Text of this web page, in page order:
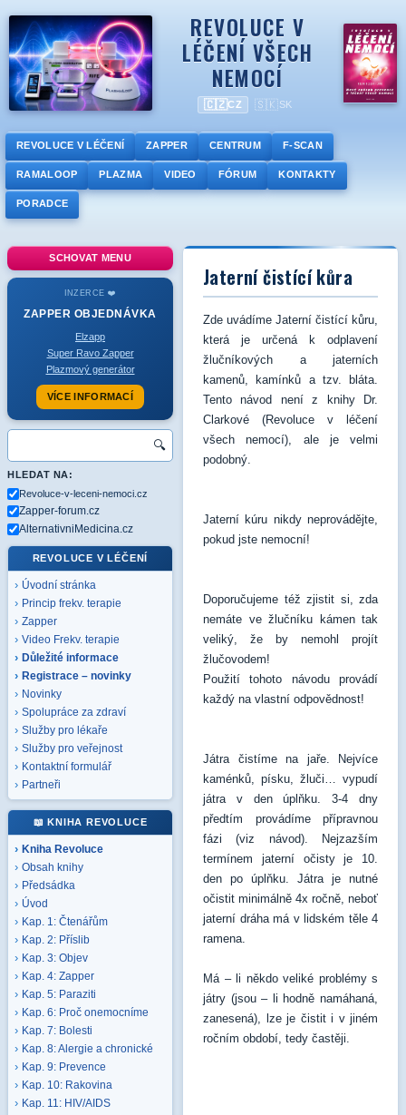
REVOLUCE V
LÉČENÍ VŠECH
NEMOCÍ
🇨🇿CZ 🇸🇰SK
REVOLUCE V LÉČENÍ ZAPPER CENTRUM F-SCAN
RAMALOOP PLAZMA VIDEO FÓRUM KONTAKTY
PORADCE
SCHOVAT MENU
INZERCE ❤️
ZAPPER OBJEDNÁVKA
Elzapp
Super Ravo Zapper
Plazmový generátor
VÍCE INFORMACÍ
🔍
HLEDAT NA:
Revoluce-v-leceni-nemoci.cz
Zapper-forum.cz
AlternativniMedicina.cz
REVOLUCE V LÉČENÍ
Úvodní stránka
Princip frekv. terapie
Zapper
Video Frekv. terapie
Důležité informace
Registrace – novinky
Novinky
Spolupráce za zdraví
Služby pro lékaře
Služby pro veřejnost
Kontaktní formulář
Partneři
📖 KNIHA REVOLUCE
Kniha Revoluce
Obsah knihy
Předsádka
Úvod
Kap. 1: Čtenářům
Kap. 2: Příslib
Kap. 3: Objev
Kap. 4: Zapper
Kap. 5: Paraziti
Kap. 6: Proč onemocníme
Kap. 7: Bolesti
Kap. 8: Alergie a chronické
Kap. 9: Prevence
Kap. 10: Rakovina
Kap. 11: HIV/AIDS
Jaterní čistící kůra
Zde uvádíme Jaterní čistící kůru,
která je určená k odplavení
žlučníkových a jaterních
kamenů, kamínků a tzv. bláta.
Tento návod není z knihy Dr.
Clarkové (Revoluce v léčení
všech nemocí), ale je velmi
podobný.
Jaterní kúru nikdy neprovádějte,
pokud jste nemocní!
Doporučujeme též zjistit si, zda
nemáte ve žlučníku kámen tak
veliký, že by nemohl projít
žlučovodem!
Použití tohoto návodu provádí
každý na vlastní odpovědnost!
Játra čistíme na jaře. Nejvíce
kaménků, písku, žluči… vypudí
játra v den úplňku. 3-4 dny
předtím provádíme přípravnou
fázi (viz návod). Nejzazším
termínem jaterní očisty je 10.
den po úplňku. Játra je nutné
očistit minimálně 4x ročně, neboť
jaterní dráha má v lidském těle 4
ramena.
Má – li někdo veliké problémy s
játry (jsou – li hodně namáhaná,
zanesená), lze je čistit i v jiném
ročním období, tedy častěji.